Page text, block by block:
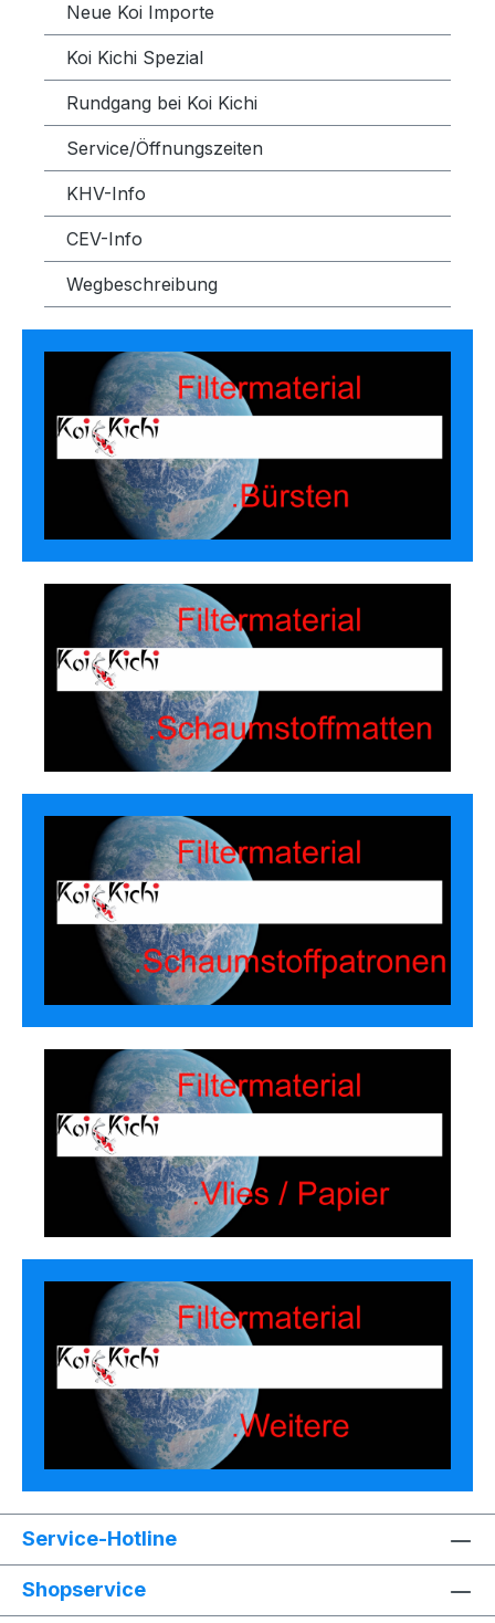
Neue Koi Importe
Koi Kichi Spezial
Rundgang bei Koi Kichi
Service/Öffnungszeiten
KHV-Info
CEV-Info
Wegbeschreibung
Service-Hotline
Shopservice